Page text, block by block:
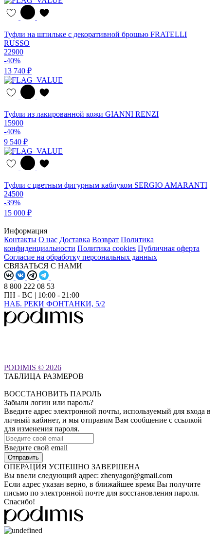
Туфли на шпильке с декоративной брошью FRATELLI
RUSSO
22900
-40%
13 740 ₽
Туфли из лакированной кожи GIANNI RENZI
15900
-40%
9 540 ₽
Туфли с цветным фигурным каблуком SERGIO AMARANTI
24500
-39%
15 000 ₽
Информация
Контакты О нас Доставка Возврат Политика
конфиденциальности Политика cookies Публичная оферта
Согласие на обработку персональных данных
СВЯЗАТЬСЯ С НАМИ
8 800 222 08 53
ПН - ВС | 10:00 - 21:00
НАБ. РЕКИ ФОНТАНКИ, 5/2
PODIMIS © 2026
ТАБЛИЦА РАЗМЕРОВ
ВОССТАНОВИТЬ ПАРОЛЬ
Забыли логин или пароль?
Введите адрес электронной почты, используемый для входа в
личный кабинет, и мы отправим Вам сообщение с ссылкой
для изменения пароля.
Введите свой email
ОПЕРАЦИЯ УСПЕШНО ЗАВЕРШЕНА
Вы ввели следующий адрес: zhenyagor@gmail.com
Если адрес указан верно, в ближайшее время Вы получите
письмо по электронной почте для восстановления пароля.
Спасибо!